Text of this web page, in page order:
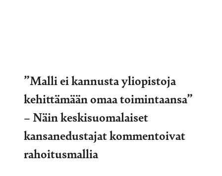
”Malli ei kannusta yliopistoja
kehittämään omaa toimintaansa”
– Näin keskisuomalaiset
kansanedustajat kommentoivat
rahoitusmallia